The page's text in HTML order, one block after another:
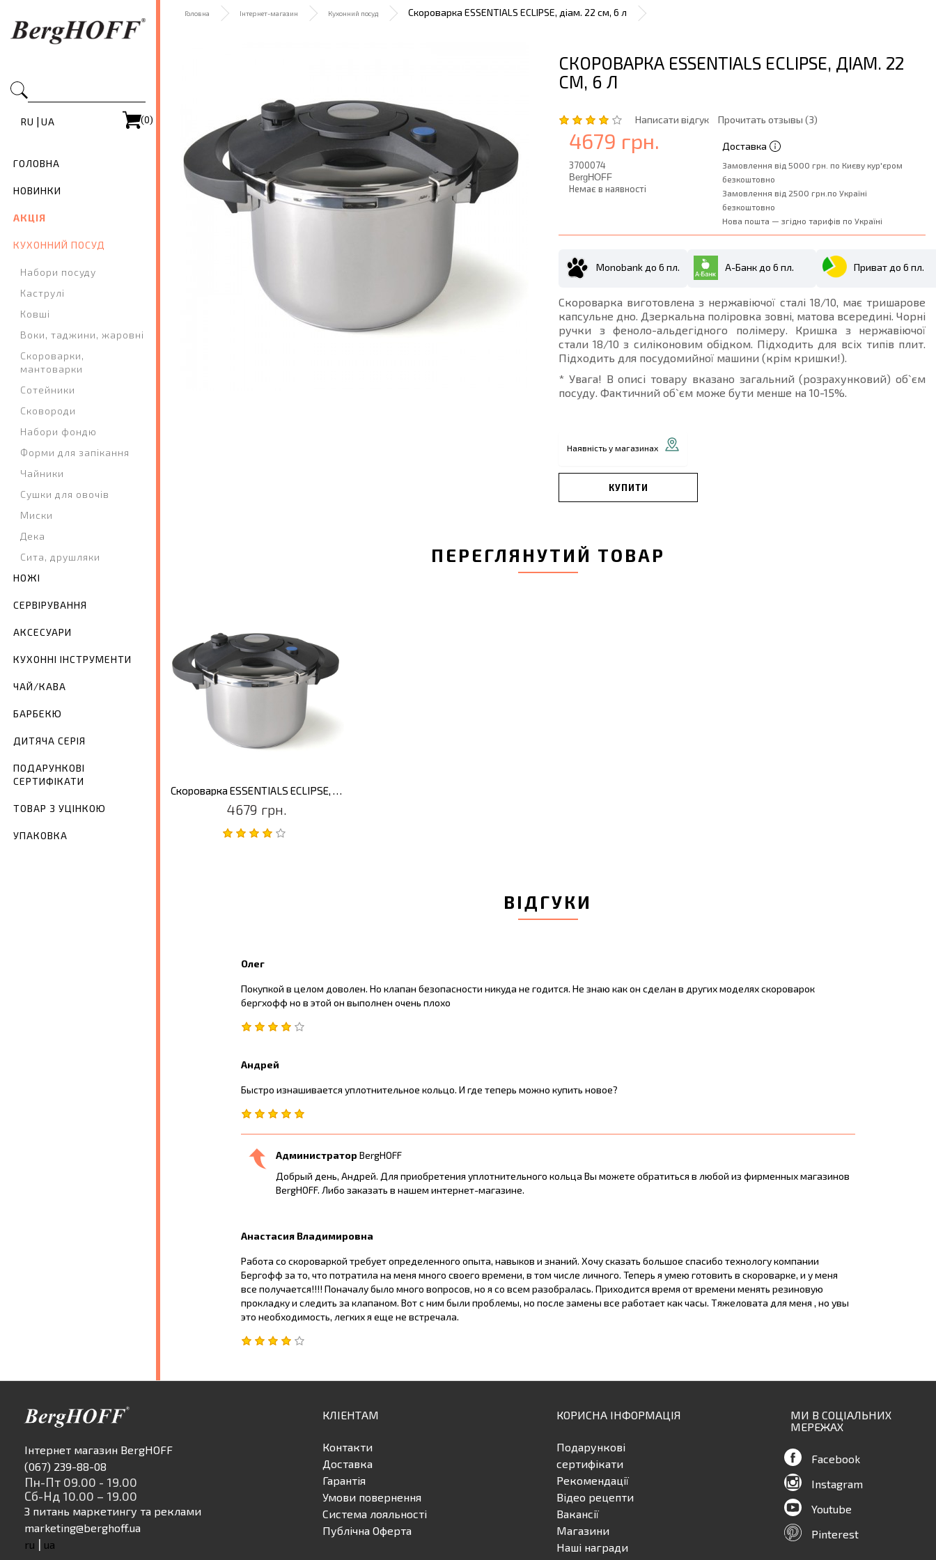
RU | UA (0)
ГОЛОВНА
НОВИНКИ
АКЦІЯ
КУХОННИЙ ПОСУД
Набори посуду
Каструлі
Ковші
Воки, таджини, жаровні
Скороварки,
мантоварки
Сотейники
Сковороди
Набори фондю
Форми для запікання
Чайники
Сушки для овочів
Миски
Дека
Сита, друшляки
НОЖІ
СЕРВІРУВАННЯ
АКСЕСУАРИ
КУХОННІ ІНСТРУМЕНТИ
ЧАЙ/КАВА
БАРБЕКЮ
ДИТЯЧА СЕРІЯ
ПОДАРУНКОВІ
СЕРТИФІКАТИ
ТОВАР З УЦІНКОЮ
УПАКОВКА
Головна Інтернет-магазин Кухонний посуд Скороварка ESSENTIALS ECLIPSE, діам. 22 см, 6 л
СКОРОВАРКА ESSENTIALS ECLIPSE, ДІАМ. 22
СМ, 6 Л
Написати відгук Прочитать отзывы (3)
4679 грн.
3700074
BergHOFF
Немає в наявності
Доставка
Замовлення від 5000 грн. по Києву кур'єром
безкоштовно
Замовлення від 2500 грн.по Україні
безкоштовно
Нова пошта — згідно тарифів по Україні
Monobank до 6 пл. А-Банк до 6 пл. Приват до 6 пл.
Скороварка виготовлена з нержавіючої сталі 18/10, має тришарове
капсульне дно. Дзеркальна поліровка зовні, матова всередині. Чорні
ручки з феноло-альдегідного полімеру. Кришка з нержавіючої
стали 18/10 з силіконовим обідком. Підходить для всіх типів плит.
Підходить для посудомийної машини (крім кришки!).
* Увага! В описі товару вказано загальний (розрахунковий) об`єм
посуду. Фактичний об`єм може бути менше на 10-15%.
Наявність у магазинах
КУПИТИ
ПЕРЕГЛЯНУТИЙ ТОВАР
Скороварка ESSENTIALS ECLIPSE, діам. 22 см, 6 л
4679 грн.
ВІДГУКИ
Олег
Покупкой в целом доволен. Но клапан безопасности никуда не годится. Не знаю как он сделан в других моделях скороварок
бергхофф но в этой он выполнен очень плохо
Андрей
Быстро изнашивается уплотнительное кольцо. И где теперь можно купить новое?
Администратор BergHOFF
Добрый день, Андрей. Для приобретения уплотнительного кольца Вы можете обратиться в любой из фирменных магазинов
BergHOFF. Либо заказать в нашем интернет-магазине.
Анастасия Владимировна
Работа со скороваркой требует определенного опыта, навыков и знаний. Хочу сказать большое спасибо технологу компании
Бергофф за то, что потратила на меня много своего времени, в том числе личного. Теперь я умею готовить в скороварке, и у меня
все получается!!!! Поначалу было много вопросов, но я со всем разобралась. Приходится время от времени менять резиновую
прокладку и следить за клапаном. Вот с ним были проблемы, но после замены все работает как часы. Тяжеловата для меня , но увы
это необходимость, легких я еще не встречала.
Інтернет магазин BergHOFF
(067) 239-88-08
Пн-Пт 09.00 - 19.00
Сб-Нд 10.00 – 19.00
З питань маркетингу та реклами
marketing@berghoff.ua
ru | ua
КЛІЕНТАМ
Контакти
Доставка
Гарантія
Умови повернення
Система лояльності
Публічна Оферта
КОРИСНА ІНФОРМАЦІЯ
Подарункові
сертифікати
Рекомендації
Відео рецепти
Вакансії
Магазини
Наші награди
МИ В СОЦІАЛЬНИХ
МЕРЕЖАХ
Facebook
Instagram
Youtube
Pinterest